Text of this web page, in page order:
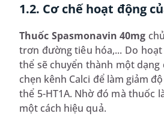
1.2. Cơ chế hoạt động
Thuốc Spasmonavin 40mg
trơn đường tiêu hóa,... Do
thể sẽ chuyển thành một
chẹn kênh Calci để làm giảm
thể 5-HT1A. Nhờ đó mà thuốc
một cách hiệu quả.